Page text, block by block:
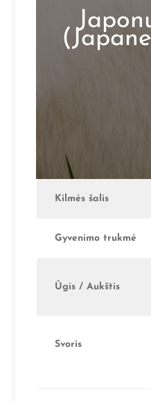
Kilmės šalis
Gyvenimo trukmė
Ūgis / Aukštis
Svoris